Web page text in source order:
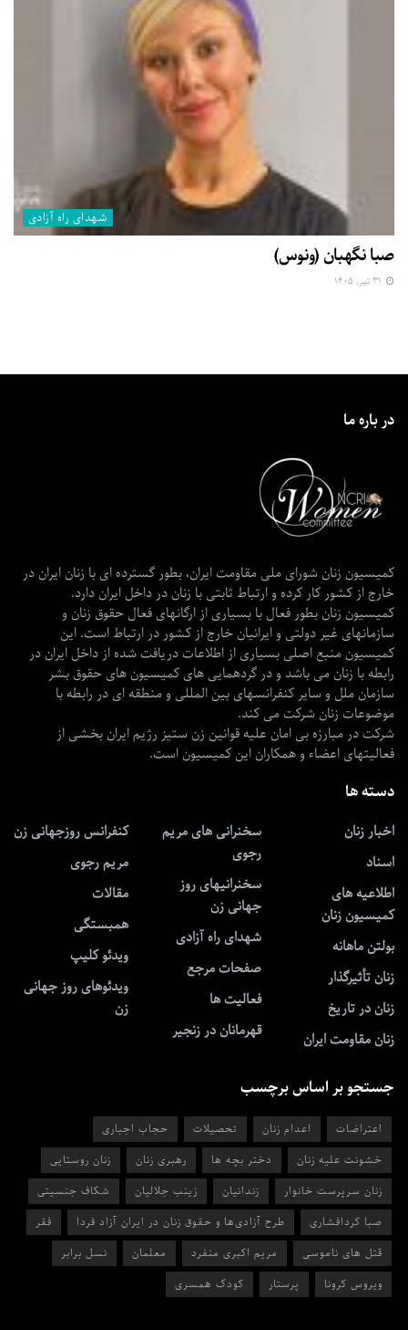
شهدای راه آزادی
صبا نگهبان (ونوس)
در باره ما
کمیسیون زنان شورای ملی مقاومت ایران، بطور گسترده ای با زنان ایران در
خارج از کشور کار کرده و ارتباط ثابتی با زنان در داخل ایران دارد.
کمیسیون زنان بطور فعال با بسیاری از ارگانهای فعال حقوق زنان و
سازمانهای غیر دولتی و ایرانیان خارج از کشور در ارتباط است. این
کمیسیون منبع اصلی بسیاری از اطلاعات دریافت شده از داخل ایران در
رابطه با زنان می باشد و در گردهمایی های کمیسیون های حقوق بشر
سازمان ملل و سایر کنفرانسهای بین المللی و منطقه ای در رابطه با
موضوعات زنان شرکت می کند.
شرکت در مبارزه بی امان علیه قوانین زن ستیز رژیم ایران بخشی از
فعالیتهای اعضاء و همکاران این کمیسیون است.
دسته ها
اخبار زنان
اسناد
اطلاعیه های
کمیسیون زنان
بولتن ماهانه
زنان تأثیرگذار
زنان در تاریخ
زنان مقاومت ایران
سخنرانی های مریم
رجوی
سخنرانیهای روز
جهانی زن
شهدای راه آزادی
صفحات مرجع
فعالیت ها
قهرمانان در زنجیر
کنفرانس روزجهانی زن
مریم رجوی
مقالات
همبستگی
ویدئو کلیپ
ویدئوهای روز جهانی
زن
جستجو بر اساس برچسب
اعتراضات اعدام زنان تحصیلات
حجاب اجباری
خشونت علیه زنان
دختر بچه ها رهبری زنان
زنان روستایی
زنان سرپرست خانوار
زندانیان زینب جلالیان
شکاف جنسیتی
صبا کردافشاری
طرح آزادی‌ها و حقوق زنان در ایران آزاد فردا
فقر
قتل های ناموسی
مریم اکبری منفرد معلمان
نسل برابر
ویروس کرونا
پرستار کودک همسری